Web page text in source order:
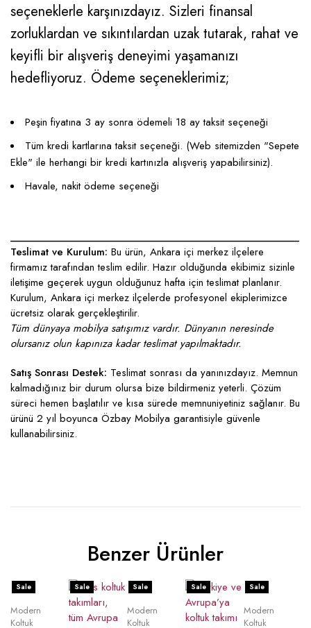
seçeneklerle karşınızdayız. Sizleri finansal
zorluklardan ve sıkıntılardan uzak tutarak, rahat ve
keyifli bir alışveriş deneyimi yaşamanızı
hedefliyoruz. Ödeme seçeneklerimiz;
Peşin fiyatına 3 ay sonra ödemeli 18 ay taksit seçeneği
Tüm kredi kartlarına taksit seçeneği. (Web sitemizden "Sepete
Ekle" ile herhangi bir kredi kartınızla alışveriş yapabilirsiniz).
Havale, nakit ödeme seçeneği
____________________________________________________
Teslimat ve Kurulum: Bu ürün, Ankara içi merkez ilçelere
firmamız tarafından teslim edilir. Hazır olduğunda ekibimiz sizinle
iletişime geçerek uygun olduğunuz hafta için teslimat planlanır.
Kurulum, Ankara içi merkez ilçelerde profesyonel ekiplerimizce
ücretsiz olarak gerçekleştirilir.
Tüm dünyaya mobilya satışımız vardır. Dünyanın neresinde
olursanız olun kapınıza kadar teslimat yapılmaktadır.
Satış Sonrası Destek: Teslimat sonrası da yanınızdayız. Memnun
kalmadığınız bir durum olursa bize bildirmeniz yeterli. Çözüm
süreci hemen başlatılır ve kısa sürede memnuniyetiniz sağlanır. Bu
ürünü 2 yıl boyunca Özbay Mobilya garantisiyle güvenle
kullanabilirsiniz.
Benzer Ürünler
Sale
Modern
Koltuk
Sale Sale
Modern
Koltuk
Sale Sale
Modern
Koltuk